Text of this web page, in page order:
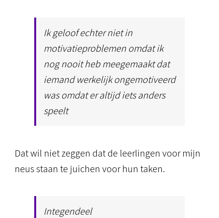
Ik geloof echter niet in
motivatieproblemen omdat ik
nog nooit heb meegemaakt dat
iemand werkelijk ongemotiveerd
was omdat er altijd iets anders
speelt
Dat wil niet zeggen dat de leerlingen voor mijn
neus staan te juichen voor hun taken.
Integendeel